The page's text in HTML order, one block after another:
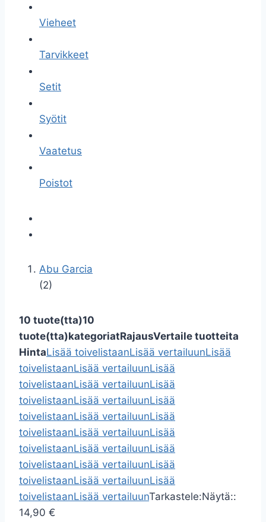
Vieheet
Tarvikkeet
Setit
Syötit
Vaatetus
Poistot
Abu Garcia
(2)
10 tuote(tta)10
tuote(tta)kategoriatRajausVertaile tuotteita
HintaLisää toivelistaanLisää vertailuunLisää
toivelistaanLisää vertailuunLisää
toivelistaanLisää vertailuunLisää
toivelistaanLisää vertailuunLisää
toivelistaanLisää vertailuunLisää
toivelistaanLisää vertailuunLisää
toivelistaanLisää vertailuunLisää
toivelistaanLisää vertailuunLisää
toivelistaanLisää vertailuunLisää
toivelistaanLisää vertailuunTarkastele:Näytä::
14,90 €